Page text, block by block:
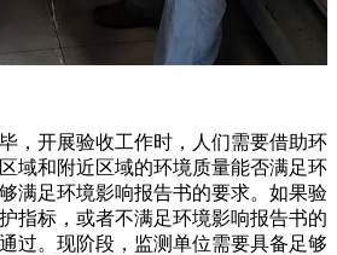
，开展验收工作时，人们需要借助环
域和附近区域的环境质量能否满足环
满足环境影响报告书的要求。如果验
指标，或者不满足环境影响报告书的
过。现阶段，监测单位需要具备足够